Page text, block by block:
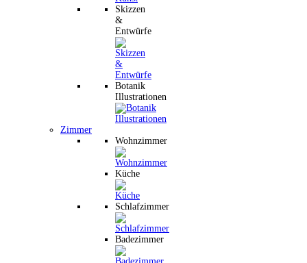
Skizzen
&
Entwürfe
Botanik
Illustrationen
Zimmer
Wohnzimmer
Küche
Schlafzimmer
Badezimmer